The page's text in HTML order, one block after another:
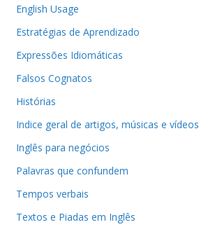
English Usage
Estratégias de Aprendizado
Expressões Idiomáticas
Falsos Cognatos
Histórias
Indice geral de artigos, músicas e vídeos
Inglês para negócios
Palavras que confundem
Tempos verbais
Textos e Piadas em Inglês